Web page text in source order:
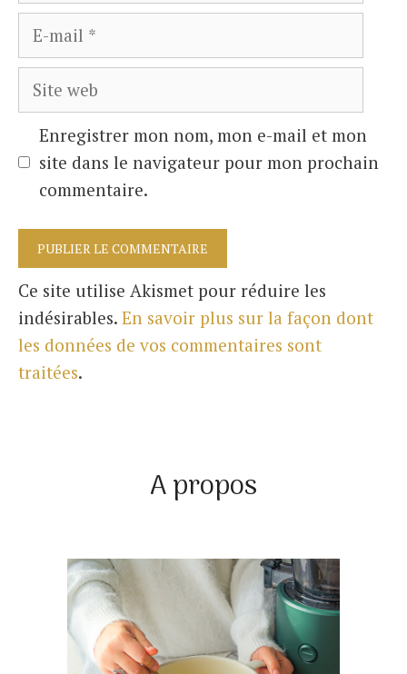
E-
mail
Site
web
Enregistrer mon nom, mon e-mail et mon
site dans le navigateur pour mon prochain
commentaire.
Ce site utilise Akismet pour réduire les
indésirables. En savoir plus sur la façon dont
les données de vos commentaires sont
traitées.
A propos